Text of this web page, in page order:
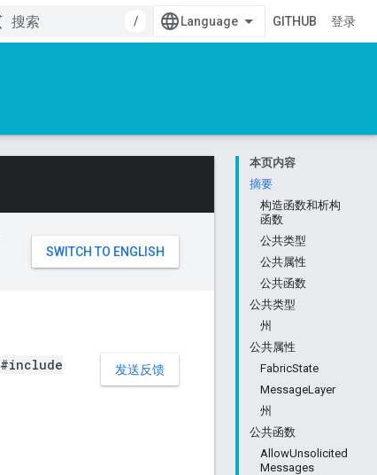
/
GITHUB 登录
本页内容
摘要
构造函数和析构
函数
公共类型
公共属性
公共函数
公共类型
州
公共属性
FabricState
MessageLayer
州
公共函数
AllowUnsolicited
Messages
发送反馈
#include